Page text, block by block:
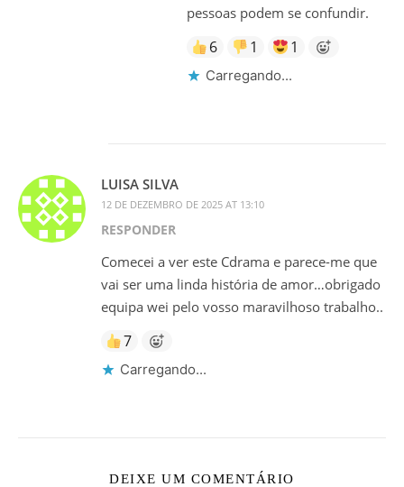
pessoas podem se confundir.
6 1 1
Carregando...
LUISA SILVA
12 DE DEZEMBRO DE 2025 AT 13:10
RESPONDER
Comecei a ver este Cdrama e parece-me que
vai ser uma linda história de amor…obrigado
equipa wei pelo vosso maravilhoso trabalho..
7
Carregando...
DEIXE UM COMENTÁRIO